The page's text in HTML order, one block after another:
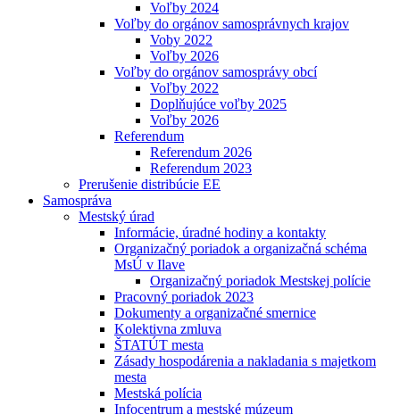
Voľby 2024
Voľby do orgánov samosprávnych krajov
Voby 2022
Voľby 2026
Voľby do orgánov samosprávy obcí
Voľby 2022
Doplňujúce voľby 2025
Voľby 2026
Referendum
Referendum 2026
Referendum 2023
Prerušenie distribúcie EE
Samospráva
Mestský úrad
Informácie, úradné hodiny a kontakty
Organizačný poriadok a organizačná schéma
MsÚ v Ilave
Organizačný poriadok Mestskej polície
Pracovný poriadok 2023
Dokumenty a organizačné smernice
Kolektivna zmluva
ŠTATÚT mesta
Zásady hospodárenia a nakladania s majetkom
mesta
Mestská polícia
Infocentrum a mestské múzeum